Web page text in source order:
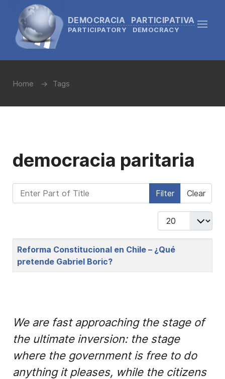
DEMOCRACIA PARTICIPATIVA
PARTICIPATORY DEMOCRACY
Home Tags
democracia paritaria
Enter Part of Title Filter Clear
Display #
Title
Reforma Constitucional en Chile – ¿Qué
pretende Gabriel Boric?
We are fast approaching the stage of
the ultimate inversion: the stage
where the government is free to do
anything it pleases, while the citizens